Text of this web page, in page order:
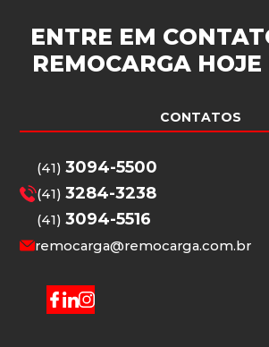
ENTRE EM
REMOCARGA
CONTATOS
(41)3094-5500
(41)3284-3238
(41)3094-5516
remocarga@remocarga.com.br